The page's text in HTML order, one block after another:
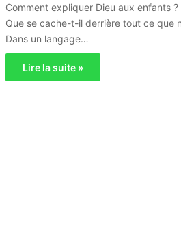
Comment expliquer Dieu aux enfants ?
Que se cache-t-il derrière tout ce que
Dans un langage…
Lire la suite »